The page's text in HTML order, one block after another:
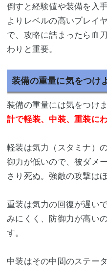
倒すと経験値や装備を入
よりレベルの高いプレイ
で、攻略に詰まったら血
わりと重要。
装備の重量に気をつけ
装備の重量には気をつけ
計で軽装、中装、重装に
軽装は気力（スタミナ）
御力が低いので、被ダメ
さり死ぬ。強敵の攻撃は
重装は気力の回復が遅い
みにくく、防御力が高い
す。
中装はその中間のステータ